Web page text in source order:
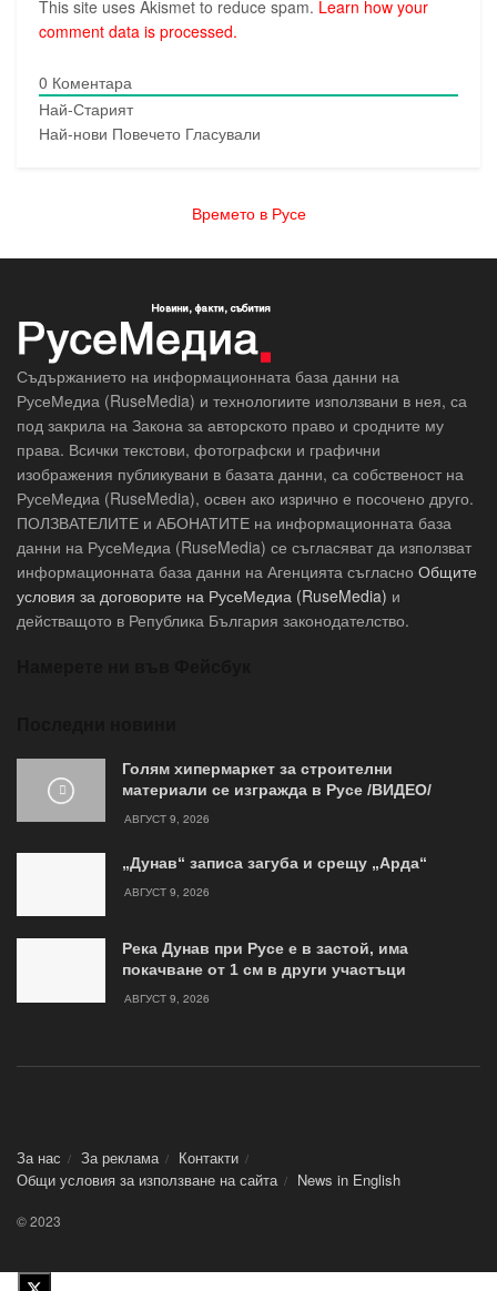
This site uses Akismet to reduce spam. Learn how your
comment data is processed.
0 Коментара
Най-Старият
Най-нови Повечето Гласували
Времето в Русе
Съдържанието на информационната база данни на
РусеМедиа (RuseMedia) и технологиите използвани в нея, са
под закрила на Закона за авторското право и сродните му
права. Всички текстови, фотографски и графични
изображения публикувани в базата данни, са собственост на
РусеМедиа (RuseMedia), освен ако изрично е посочено друго.
ПОЛЗВАТЕЛИТЕ и АБОНАТИТЕ на информационната база
данни на РусеМедиа (RuseMedia) се съгласяват да използват
информационната база данни на Агенцията съгласно Общите
условия за договорите на РусеМедиа (RuseMedia) и
действащото в Република България законодателство.
Голям хипермаркет за строителни
материали се изгражда в Русе /ВИДЕО/
АВГУСТ 9, 2026
„Дунав“ записа загуба и срещу „Арда“
АВГУСТ 9, 2026
Река Дунав при Русе е в застой, има
покачване от 1 см в други участъци
АВГУСТ 9, 2026
За нас За реклама
Контакти
Общи условия за използване на сайта
News in Еnglish
© 2023